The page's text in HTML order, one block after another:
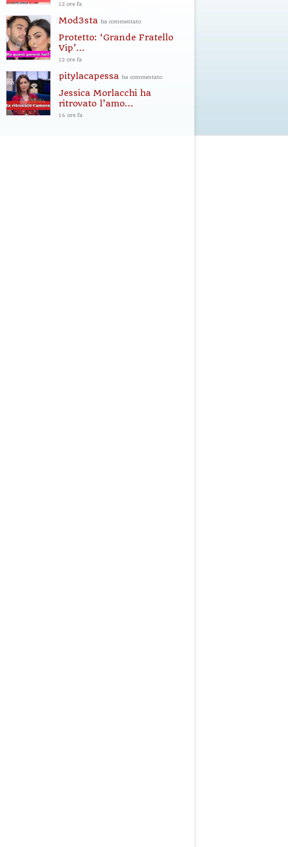
12 ore fa
Mod3sta ha commentato
Protetto: ‘Grande Fratello
Vip’...
12 ore fa
pitylacapessa ha commentato
Jessica Morlacchi ha
ritrovato l’amo...
14 ore fa